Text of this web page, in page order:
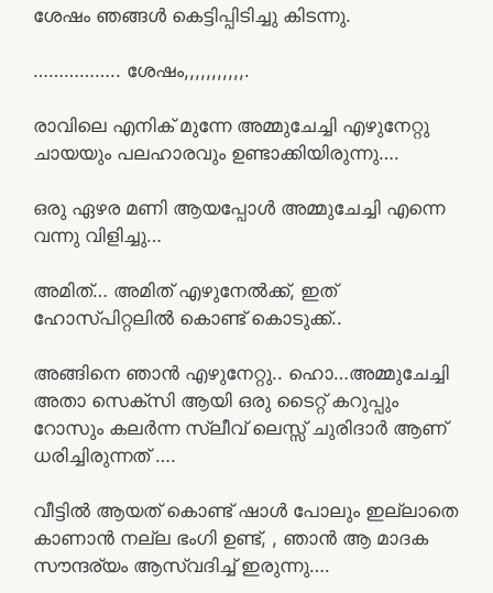
ശേഷം ഞങ്ങൾ കെട്ടിപ്പിടിച്ചു കിടന്നു.
…………….. ശേഷം,,,,,,,,,,,.
രാവിലെ എനിക് മുന്നേ അമ്മുചേച്ചി എഴുനേറ്റു
ചായയും പലഹാരവും ഉണ്ടാക്കിയിരുന്നു….
ഒരു ഏഴര മണി ആയപ്പോൾ അമ്മുചേച്ചി എന്നെ
വന്നു വിളിച്ചു…
അമിത്… അമിത് എഴുനേൽക്ക്, ഇത്
ഹോസ്പിറ്റലിൽ കൊണ്ട് കൊടുക്ക്..
അങ്ങിനെ ഞാൻ എഴുനേറ്റു.. ഹൊ…അമ്മുചേച്ചി
അതാ സെക്സി ആയി ഒരു ടൈറ്റ് കറുപ്പും
റോസും കലർന്ന സ്ലീവ് ലെസ്സ് ചുരിദാർ ആണ്
ധരിച്ചിരുന്നത് ….
വീട്ടിൽ ആയത് കൊണ്ട് ഷാൾ പോലും ഇല്ലാതെ
കാണാൻ നല്ല ഭംഗി ഉണ്ട്, , ഞാൻ ആ മാദക
സൗന്ദര്യം ആസ്വദിച്ച് ഇരുന്നു….